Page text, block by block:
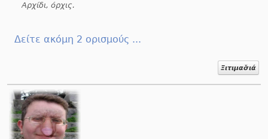
Αρχίδι, όρχις.
Δείτε ακόμη 2 ορισμούς ...
Ξιτιμασ̌ιά